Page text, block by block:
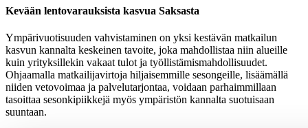
Kevään lentovarauksista kasvua Saksasta
Ympärivuotisuuden vahvistaminen on yksi kestävän matkailun
kasvun kannalta keskeinen tavoite, joka mahdollistaa niin alueille
kuin yrityksillekin vakaat tulot ja työllistämismahdollisuudet.
Ohjaamalla matkailijavirtoja hiljaisemmille sesongeille, lisäämällä
niiden vetovoimaa ja palvelutarjontaa, voidaan parhaimmillaan
tasoittaa sesonkipiikkejä myös ympäristön kannalta suotuisaan
suuntaan.